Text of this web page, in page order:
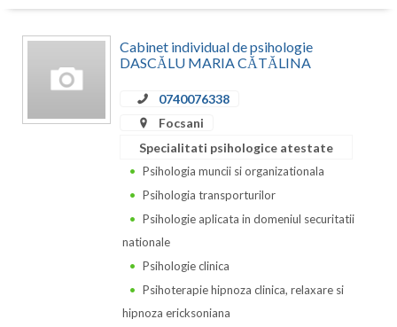
Bucuresti
Buzau
Cabinet individual de psihologie
DASCĂLU MARIA CĂTĂLINA
0740076338
Focsani
Specialitati psihologice atestate
Psihologia muncii si organizationala
Psihologia transporturilor
Psihologie aplicata in domeniul securitatii
nationale
Psihologie clinica
Psihoterapie hipnoza clinica, relaxare si
hipnoza ericksoniana